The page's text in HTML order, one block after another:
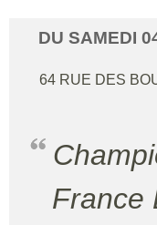
DU SAMEDI
64 RUE DES
Championnats d'Ile-de-
France